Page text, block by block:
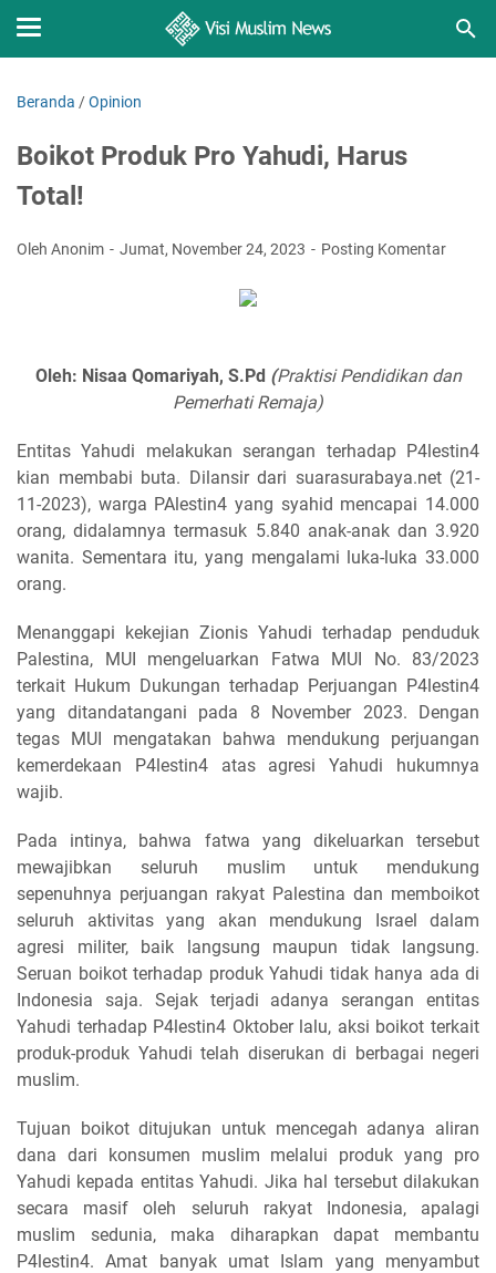
Beranda /Opinion
Boikot Produk Pro Yahudi, Harus
Total!
Oleh Anonim Jumat, November 24, 2023 Posting Komentar
Oleh: Nisaa Qomariyah, S.Pd (Praktisi Pendidikan dan
Pemerhati Remaja)
Entitas Yahudi melakukan serangan terhadap P4lestin4
kian membabi buta. Dilansir dari suarasurabaya.net (21-
11-2023), warga PAlestin4 yang syahid mencapai 14.000
orang, didalamnya termasuk 5.840 anak-anak dan 3.920
wanita. Sementara itu, yang mengalami luka-luka 33.000
orang.
Menanggapi kekejian Zionis Yahudi terhadap penduduk
Palestina, MUI mengeluarkan Fatwa MUI No. 83/2023
terkait Hukum Dukungan terhadap Perjuangan P4lestin4
yang ditandatangani pada 8 November 2023. Dengan
tegas MUI mengatakan bahwa mendukung perjuangan
kemerdekaan P4lestin4 atas agresi Yahudi hukumnya
wajib.
Pada intinya, bahwa fatwa yang dikeluarkan tersebut
mewajibkan seluruh muslim untuk mendukung
sepenuhnya perjuangan rakyat Palestina dan memboikot
seluruh aktivitas yang akan mendukung Israel dalam
agresi militer, baik langsung maupun tidak langsung.
Seruan boikot terhadap produk Yahudi tidak hanya ada di
Indonesia saja. Sejak terjadi adanya serangan entitas
Yahudi terhadap P4lestin4 Oktober lalu, aksi boikot terkait
produk-produk Yahudi telah diserukan di berbagai negeri
muslim.
Tujuan boikot ditujukan untuk mencegah adanya aliran
dana dari konsumen muslim melalui produk yang pro
Yahudi kepada entitas Yahudi. Jika hal tersebut dilakukan
secara masif oleh seluruh rakyat Indonesia, apalagi
muslim sedunia, maka diharapkan dapat membantu
P4lestin4. Amat banyak umat Islam yang menyambut